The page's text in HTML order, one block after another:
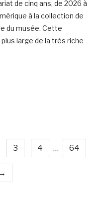
de cinq ans, de 2026 à
à la collection de
du musée. Cette
large de la très riche
3 4 … 64